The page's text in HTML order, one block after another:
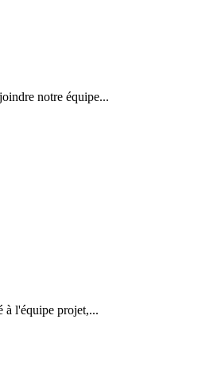
notre équipe...
à l'équipe projet,...